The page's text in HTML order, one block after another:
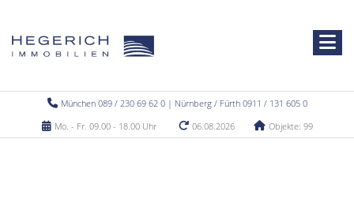
München 089 / 230 69 62 0 | Nürnberg / Fürth 0911 / 131 605 0
Mo. - Fr. 09.00 - 18.00 Uhr
06.08.2026 Objekte: 99